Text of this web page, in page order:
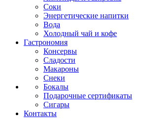
Соки
Энергетические напитки
Вода
Холодный чай и кофе
Гастрономия
Консервы
Сладости
Макароны
Снеки
Бокалы
Подарочные сертификаты
Сигары
Контакты